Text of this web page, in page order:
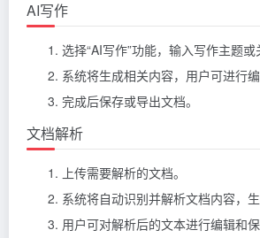
AI写作
选择“AI写作”功能，输入写作主题或
系统将生成相关内容，用户可进行编
完成后保存或导出文档。
文档解析
上传需要解析的文档。
系统将自动识别并解析文档内容，生
用户可对解析后的文本进行编辑和保